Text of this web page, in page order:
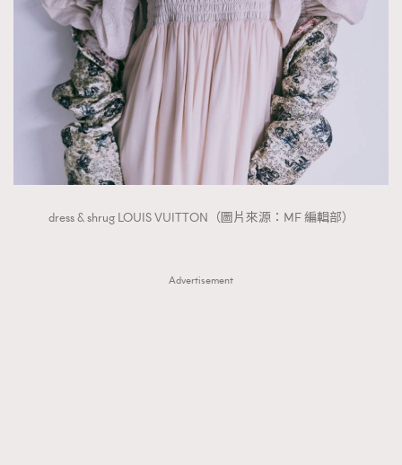
dress & shrug LOUIS VUITTON（圖片來源：MF 編輯部）
Advertisement